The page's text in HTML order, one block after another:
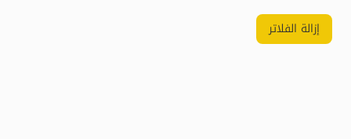
إزالة الفلاتر